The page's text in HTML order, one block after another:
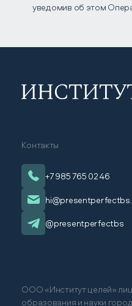
уведомив об этом
Контакты
+7 985 765 02 46
@presentperfectbs
ООО «Институт целей»
образования и науки